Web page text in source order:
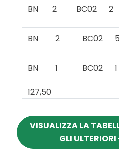
BN 2 BC02 2
BN 2 BC02 5
BN 1 BC02 1
127,50
VISUALIZZA LA
GLI